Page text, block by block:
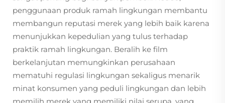
penggunaan produk ramah lingkungan membantu
membangun reputasi merek yang lebih baik karena
menunjukkan kepedulian yang tulus terhadap
praktik ramah lingkungan. Beralih ke film
berkelanjutan memungkinkan perusahaan
mematuhi regulasi lingkungan sekaligus menarik
minat konsumen yang peduli lingkungan dan lebih